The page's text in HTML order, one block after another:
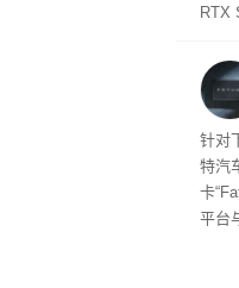
RTX
将
的技
起
针对
特汽
卡
平台